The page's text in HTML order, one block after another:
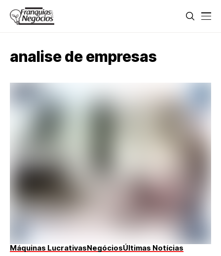
analise de empresas
Máquinas LucrativasNegóciosÚltimas Notícias